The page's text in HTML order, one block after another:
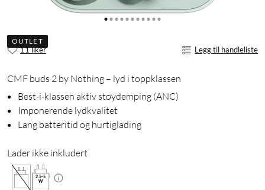
OUTLET
11 liker Legg til handleliste
CMF buds 2 by Nothing – lyd i toppklassen
Best-i-klassen aktiv støydemping (ANC)
Imponerende lydkvalitet
Lang batteritid og hurtiglading
Lader ikke inkludert
2.5-5
W